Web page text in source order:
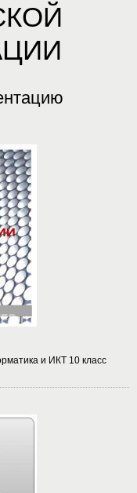
и ИКТ 10 класс